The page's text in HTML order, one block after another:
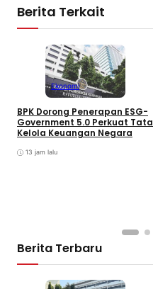
Berita Terkait
Ekonomi
BPK Dorong Penerapan ESG-
Government 5.0 Perkuat Tata
Kelola Keuangan Negara
13 jam lalu
Berita Terbaru